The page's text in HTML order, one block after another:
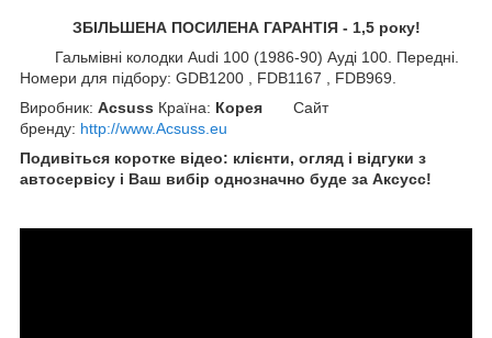
ЗБІЛЬШЕНА ПОСИЛЕНА ГАРАНТІЯ - 1,5 року!
Гальмівні колодки Audi 100 (1986-90) Ауді 100. Передні.
Номери для підбору: GDB1200 , FDB1167 , FDB969.
Виробник: Acsuss Країна: Корея
Сайт
бренду: http://www.Acsuss.eu
Подивіться коротке відео: клієнти, огляд і відгуки з
автосервісу і Ваш вибір однозначно буде за Aксусс!